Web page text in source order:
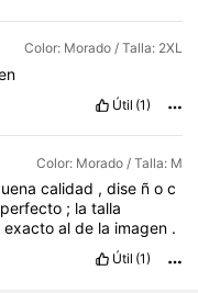
Color: Morado / Talla: 2XL
Útil (1)
Color: Morado / Talla: M
calidad , dise ñ o c
perfecto ; latalla
exactoalde la imagen .
Útil (1)